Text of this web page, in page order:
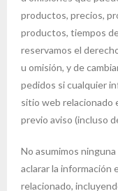
productos, precios,
productos, tiempos
reservamos el
u omisión, y de
pedidos si cualquier
sitio web relacionado
previo aviso (incluso
No asumimos
aclarar la información
relacionado,